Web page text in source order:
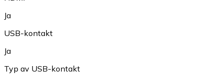
Ja
USB-kontakt
Ja
Typ av USB-kontakt